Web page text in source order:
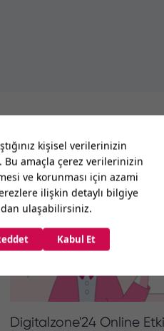
Digitalzone'24 Online